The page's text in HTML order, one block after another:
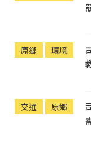
原鄉 環境
交通 原鄉